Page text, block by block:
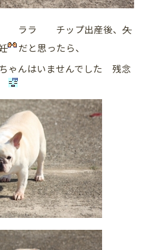
ララ チップ出産後、 久
だと思ったら、
ゃんはいませんでした 残念